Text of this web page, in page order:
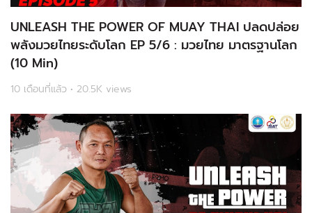
UNLEASH THE POWER OF MUAY THAI ปลดปล่อย
พลังมวยไทยระดับโลก EP 5/6 : มวยไทย มาตรฐานโลก
(10 Min)
10 เดือนที่แล้ว • 20.5K views